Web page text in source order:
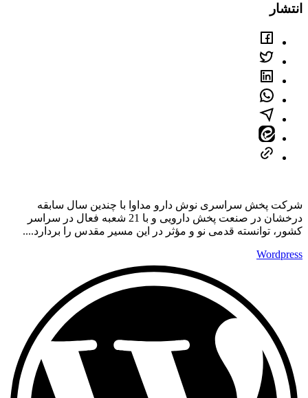
انتشار
شرکت پخش سراسری نوش دارو مداوا با چندین سال سابقه
درخشان در صنعت پخش دارویی و با 21 شعبه فعال در سراسر
کشور، توانسته قدمی نو و مؤثر در این مسیر مقدس را بردارد....
Wordpress